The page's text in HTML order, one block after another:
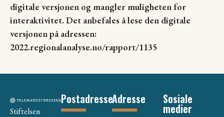
digitale versjonen og mangler muligheten for
interaktivitet. Det anbefales å lese den digitale
versjonen på adressen:
2022.regionalanalyse.no/rapport/1135
Stiftelsen
PostadresseAdresse Sosiale
medier